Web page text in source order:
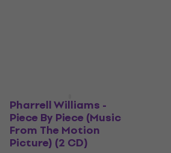
Pharrell Williams -
Piece By Piece (Music
From The Motion
Picture) (2 CD)